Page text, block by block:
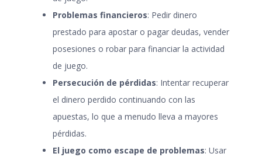
Problemas financieros: Pedir dinero
prestado para apostar o pagar deudas, vender
posesiones o robar para financiar la actividad
de juego.
Persecución de pérdidas: Intentar recuperar
el dinero perdido continuando con las
apuestas, lo que a menudo lleva a mayores
pérdidas.
El juego como escape de problemas: Usar